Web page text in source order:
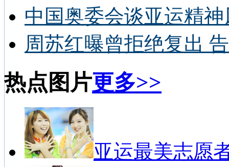
中国奥委会谈亚运精
周苏红曝曾拒绝复出
热点图片更多>>
亚运最美志愿